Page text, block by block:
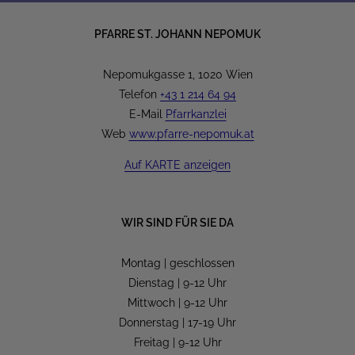
PFARRE ST. JOHANN NEPOMUK
Nepomukgasse 1, 1020 Wien
Telefon +43 1 214 64 94
E-Mail
Pfarrkanzlei
Web www.pfarre-nepomuk.at
Auf KARTE anzeigen
WIR SIND FÜR SIE DA
Montag | geschlossen
Dienstag | 9-12 Uhr
Mittwoch | 9-12 Uhr
Donnerstag | 17-19 Uhr
Freitag | 9-12 Uhr